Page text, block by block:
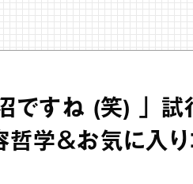
ですね (笑) 」 試
学＆お気に入り